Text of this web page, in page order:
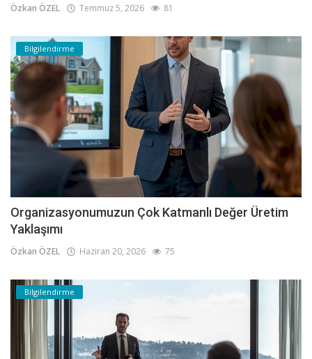
Özkan ÖZEL Temmuz 5, 2026 81
Bilgilendirme
Organizasyonumuzun Çok Katmanlı Değer Üretim
Yaklaşımı
Özkan ÖZEL Haziran 20, 2026 75
Bilgilendirme